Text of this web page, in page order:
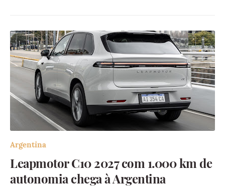
Argentina
Leapmotor C10 2027 com 1.000 km de
autonomia chega à Argentina